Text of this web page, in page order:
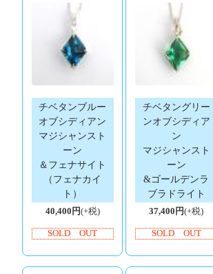
チベタンブルー
オブシディアン
マジシャンスト
ーン
＆フェナサイト
（フェナカイ
ト）
40,400円(+税)
SOLD OUT
チベタングリー
ンオブシディア
ン
マジシャンスト
ーン
&ゴールデンラ
ブラドライト
37,400円(+税)
SOLD OUT